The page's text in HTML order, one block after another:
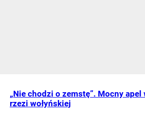
„Nie chodzi o zemstę”. Mocny
rzezi wołyńskiej